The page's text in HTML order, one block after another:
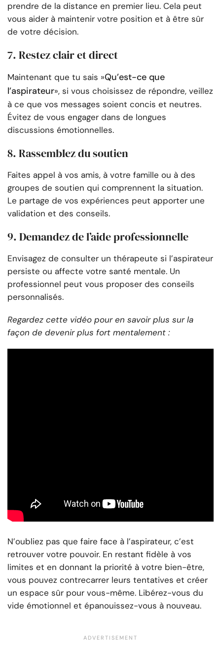
prendre de la distance en premier lieu. Cela peut
vous aider à maintenir votre position et à être sûr
de votre décision.
7. Restez clair et direct
Maintenant que tu sais »Qu’est-ce que
l’aspirateur», si vous choisissez de répondre, veillez
à ce que vos messages soient concis et neutres.
Évitez de vous engager dans de longues
discussions émotionnelles.
8. Rassemblez du soutien
Faites appel à vos amis, à votre famille ou à des
groupes de soutien qui comprennent la situation.
Le partage de vos expériences peut apporter une
validation et des conseils.
9. Demandez de l’aide professionnelle
Envisagez de consulter un thérapeute si l’aspirateur
persiste ou affecte votre santé mentale. Un
professionnel peut vous proposer des conseils
personnalisés.
Regardez cette vidéo pour en savoir plus sur la
façon de devenir plus fort mentalement :
N’oubliez pas que faire face à l’aspirateur, c’est
retrouver votre pouvoir. En restant fidèle à vos
limites et en donnant la priorité à votre bien-être,
vous pouvez contrecarrer leurs tentatives et créer
un espace sûr pour vous-même. Libérez-vous du
vide émotionnel et épanouissez-vous à nouveau.